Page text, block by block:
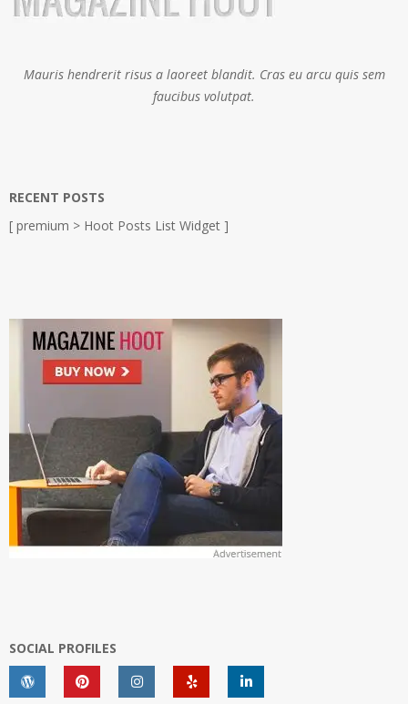
Mauris hendrerit risus a laoreet blandit. Cras eu arcu quis sem
faucibus volutpat.
RECENT POSTS
[ premium > Hoot Posts List Widget ]
SOCIAL PROFILES